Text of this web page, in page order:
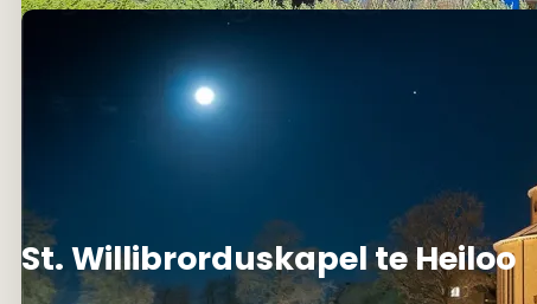
St. Willibrorduskapel te Heiloo